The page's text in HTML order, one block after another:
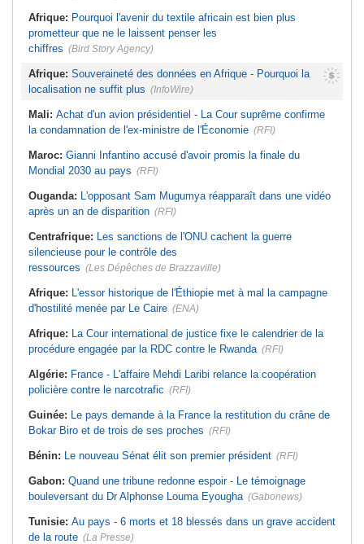
Afrique: Pourquoi l'avenir du textile africain est bien plus
prometteur que ne le laissent penser les
chiffres (Bird Story Agency)
Afrique: Souveraineté des données en Afrique - Pourquoi la
localisation ne suffit plus (InfoWire)
Mali: Achat d'un avion présidentiel - La Cour suprême confirme
la condamnation de l'ex-ministre de l'Économie (RFI)
Maroc: Gianni Infantino accusé d'avoir promis la finale du
Mondial 2030 au pays (RFI)
Ouganda: L'opposant Sam Mugumya réapparaît dans une vidéo
après un an de disparition (RFI)
Centrafrique: Les sanctions de l'ONU cachent la guerre
silencieuse pour le contrôle des
ressources (Les Dépêches de Brazzaville)
Afrique: L'essor historique de l'Éthiopie met à mal la campagne
d'hostilité menée par Le Caire (ENA)
Afrique: La Cour international de justice fixe le calendrier de la
procédure engagée par la RDC contre le Rwanda (RFI)
Algérie: France - L'affaire Mehdi Laribi relance la coopération
policière contre le narcotrafic (RFI)
Guinée: Le pays demande à la France la restitution du crâne de
Bokar Biro et de trois de ses proches (RFI)
Bénin: Le nouveau Sénat élit son premier président (RFI)
Gabon: Quand une tribune redonne espoir - Le témoignage
bouleversant du Dr Alphonse Louma Eyougha (Gabonews)
Tunisie: Au pays - 6 morts et 18 blessés dans un grave accident
de la route (La Presse)